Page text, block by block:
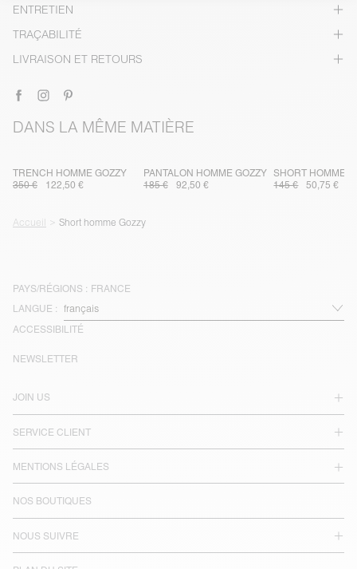
ENTRETIEN
TRAÇABILITÉ
LIVRAISON ET RETOURS
DANS LA MÊME MATIÈRE
TRENCH HOMME GOZZY
350 €
122,50 €
PANTALON HOMME GOZZY
185 €
92,50 €
SHORT HOMME
145 €
50,75 €
Accueil Short homme Gozzy
PAYS/RÉGIONS : FRANCE
LANGUE :
ACCESSIBILITÉ
JOIN US
SERVICE CLIENT
MENTIONS LÉGALES
NOS BOUTIQUES
NOUS SUIVRE
NEWSLETTER